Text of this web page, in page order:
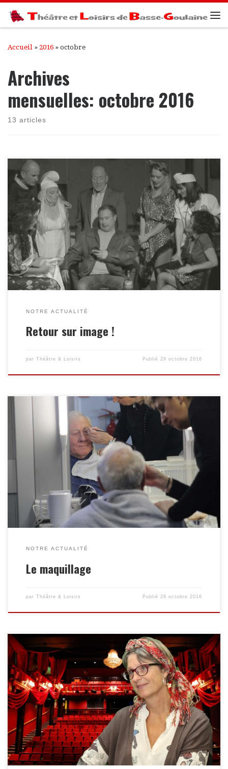
Passer au contenu
Accueil » 2016 » octobre
Archives
mensuelles: octobre 2016
13 articles
Hôtel très particulier Réalisation Jean-Claude B.
NOTRE ACTUALITÉ
Retour sur image !
par Théâtre & Loisirs Publié29 octobre 2016
Qu’est-ce que Le Maquillage? Le maquillage théâtral est
l’ensemble des éléments (poudre, peinture, couleurs, fins
matériaux, latex, etc.) appliqués sur la peau des interprètes
(visage ou corps), dans un but d’identification, de symbole ou
purement esthétique. Messages visuels Il est évident que le
maquillage ne demande pas un temps de production aussi
grand que la fabrication des décors ou la […]
NOTRE ACTUALITÉ
Le maquillage
par Théâtre & Loisirs Publié28 octobre 2016
Qu’est-ce que la mise en scène? La mise en scène est
l’orchestration de tous les éléments d’une production théâtrale
(jeu, costumes, décor, éclairage, son). C’est un regard subjectif
qui se forge d’après une lecture approfondie d’une œuvre, et
qui dirige de façon sensible tous les créateurs réunis autour de
la production. Le metteur en scène doit avoir une confiance
absolue […]